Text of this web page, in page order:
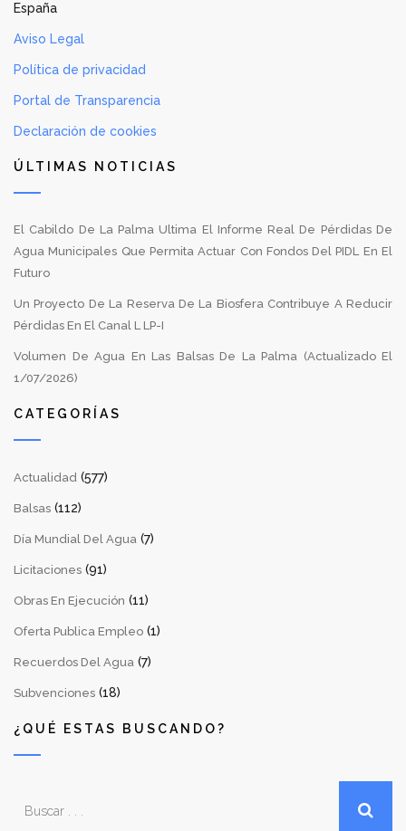
España
Aviso Legal
Política de privacidad
Portal de Transparencia
Declaración de cookies
ÚLTIMAS NOTICIAS
El Cabildo De La Palma Ultima El Informe Real De Pérdidas De
Agua Municipales Que Permita Actuar Con Fondos Del PIDL En El
Futuro
Un Proyecto De La Reserva De La Biosfera Contribuye A Reducir
Pérdidas En El Canal L LP-I
Volumen De Agua En Las Balsas De La Palma (Actualizado El
1/07/2026)
CATEGORÍAS
Actualidad (577)
Balsas (112)
Día Mundial Del Agua (7)
Licitaciones (91)
Obras En Ejecución (11)
Oferta Publica Empleo (1)
Recuerdos Del Agua (7)
Subvenciones (18)
¿QUÉ ESTAS BUSCANDO?